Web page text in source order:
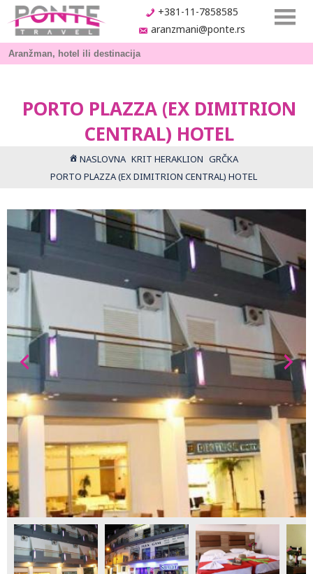
+381-11-7858585
aranzmani@ponte.rs
PORTO PLAZZA (EX DIMITRION
CENTRAL) HOTEL
NASLOVNA KRIT HERAKLION GRČKA
PORTO PLAZZA (EX DIMITRION CENTRAL) HOTEL